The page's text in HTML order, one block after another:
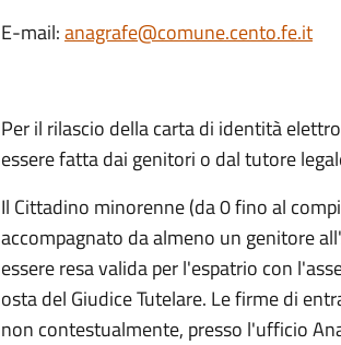
E-mail:anagrafe@comune.cento.fe.it
Per il rilascio della carta di identità
essere fatta dai genitori o dal tutore
Il Cittadino minorenne (da 0 fino al
accompagnato da almeno un genitore
essere resa valida per l'espatrio con
osta del Giudice Tutelare. Le firme di
non contestualmente, presso l'ufficio